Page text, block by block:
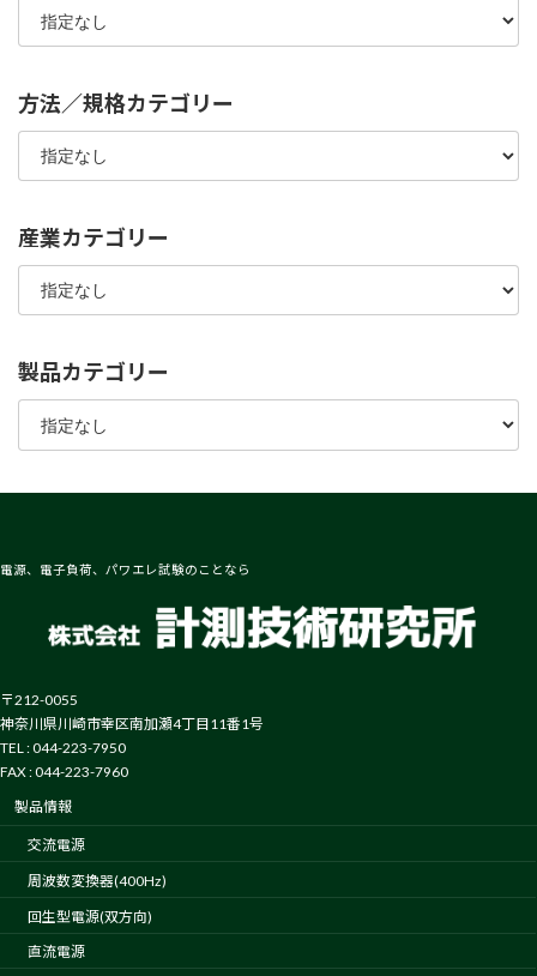
方法／規格カテゴリー
産業カテゴリー
製品カテゴリー
電源、電子負荷、パワエレ試験のことなら
〒212-0055
神奈川県川崎市幸区南加瀬4丁目11番1号
TEL : 044-223-7950
FAX : 044-223-7960
製品情報
交流電源
周波数変換器(400Hz)
回生型電源(双方向)
直流電源